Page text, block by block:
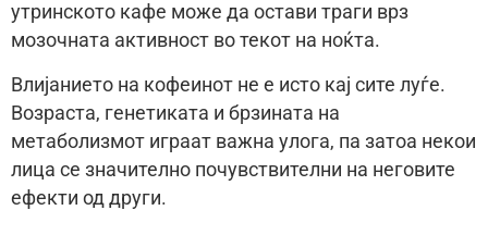
утринското кафе може да остави траги врз
мозочната активност во текот на ноќта.
Влијанието на кофеинот не е исто кај сите луѓе.
Возраста, генетиката и брзината на
метаболизмот играат важна улога, па затоа некои
лица се значително почувствителни на неговите
ефекти од други.